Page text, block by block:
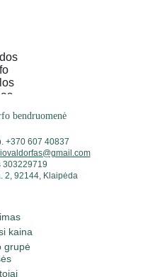
bendruomenė
+370 607 40837
303229719
2, 92144, Klaipėda
kaina
grupė